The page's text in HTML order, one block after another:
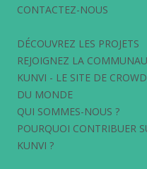
CONTACTEZ-NOUS
DÉCOUVREZ LES PROJETS
REJOIGNEZ LA
KUNVI - LE SITE DE
DU MONDE
QUI SOMMES-NOUS ?
POURQUOI CONTRIBUER
KUNVI ?